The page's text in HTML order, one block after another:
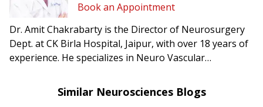
Book an Appointment
Dr. Amit Chakrabarty is the Director of Neurosurgery
Dept. at CK Birla Hospital, Jaipur, with over 18 years of
experience. He specializes in Neuro Vascular
and Neurotrauma etc.
Similar Neurosciences Blogs